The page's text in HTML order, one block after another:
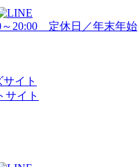
～20:00 定休日／年末年始
イト
サイト